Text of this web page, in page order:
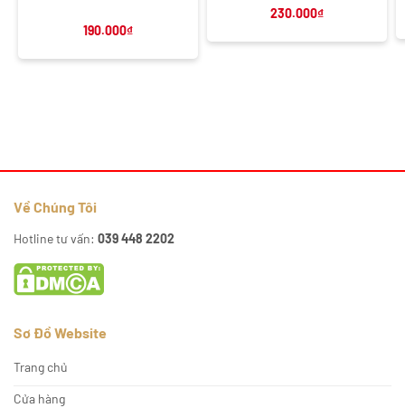
190.000₫
230.000₫
Về Chúng Tôi
Hotline tư vấn: 039 448 2202
Sơ Đồ Website
Trang chủ
Cửa hàng